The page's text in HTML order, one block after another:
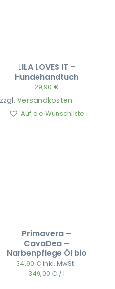
LILA LOVES IT –
Hundehandtuch
29,90 €
zzgl.Versandkosten
Auf die Wunschliste
Primavera –
CavaDea –
Narbenpflege Öl bio
34,90 € inkl. MwSt.
349,00€ /l